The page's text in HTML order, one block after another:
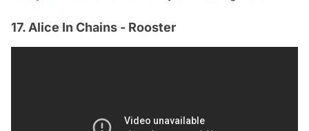
17. Alice In Chains - Rooster